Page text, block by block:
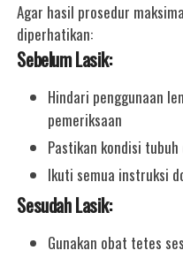
Agar hasil prosedur
diperhatikan:
Sebelum Lasik:
Hindari penggunaan
pemeriksaan
Pastikan kondisi
Ikuti semua instruksi
Sesudah Lasik:
Gunakan obat tetes